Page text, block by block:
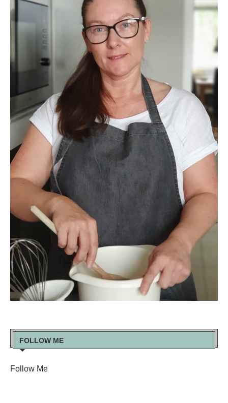
FOLLOW ME
Follow Me